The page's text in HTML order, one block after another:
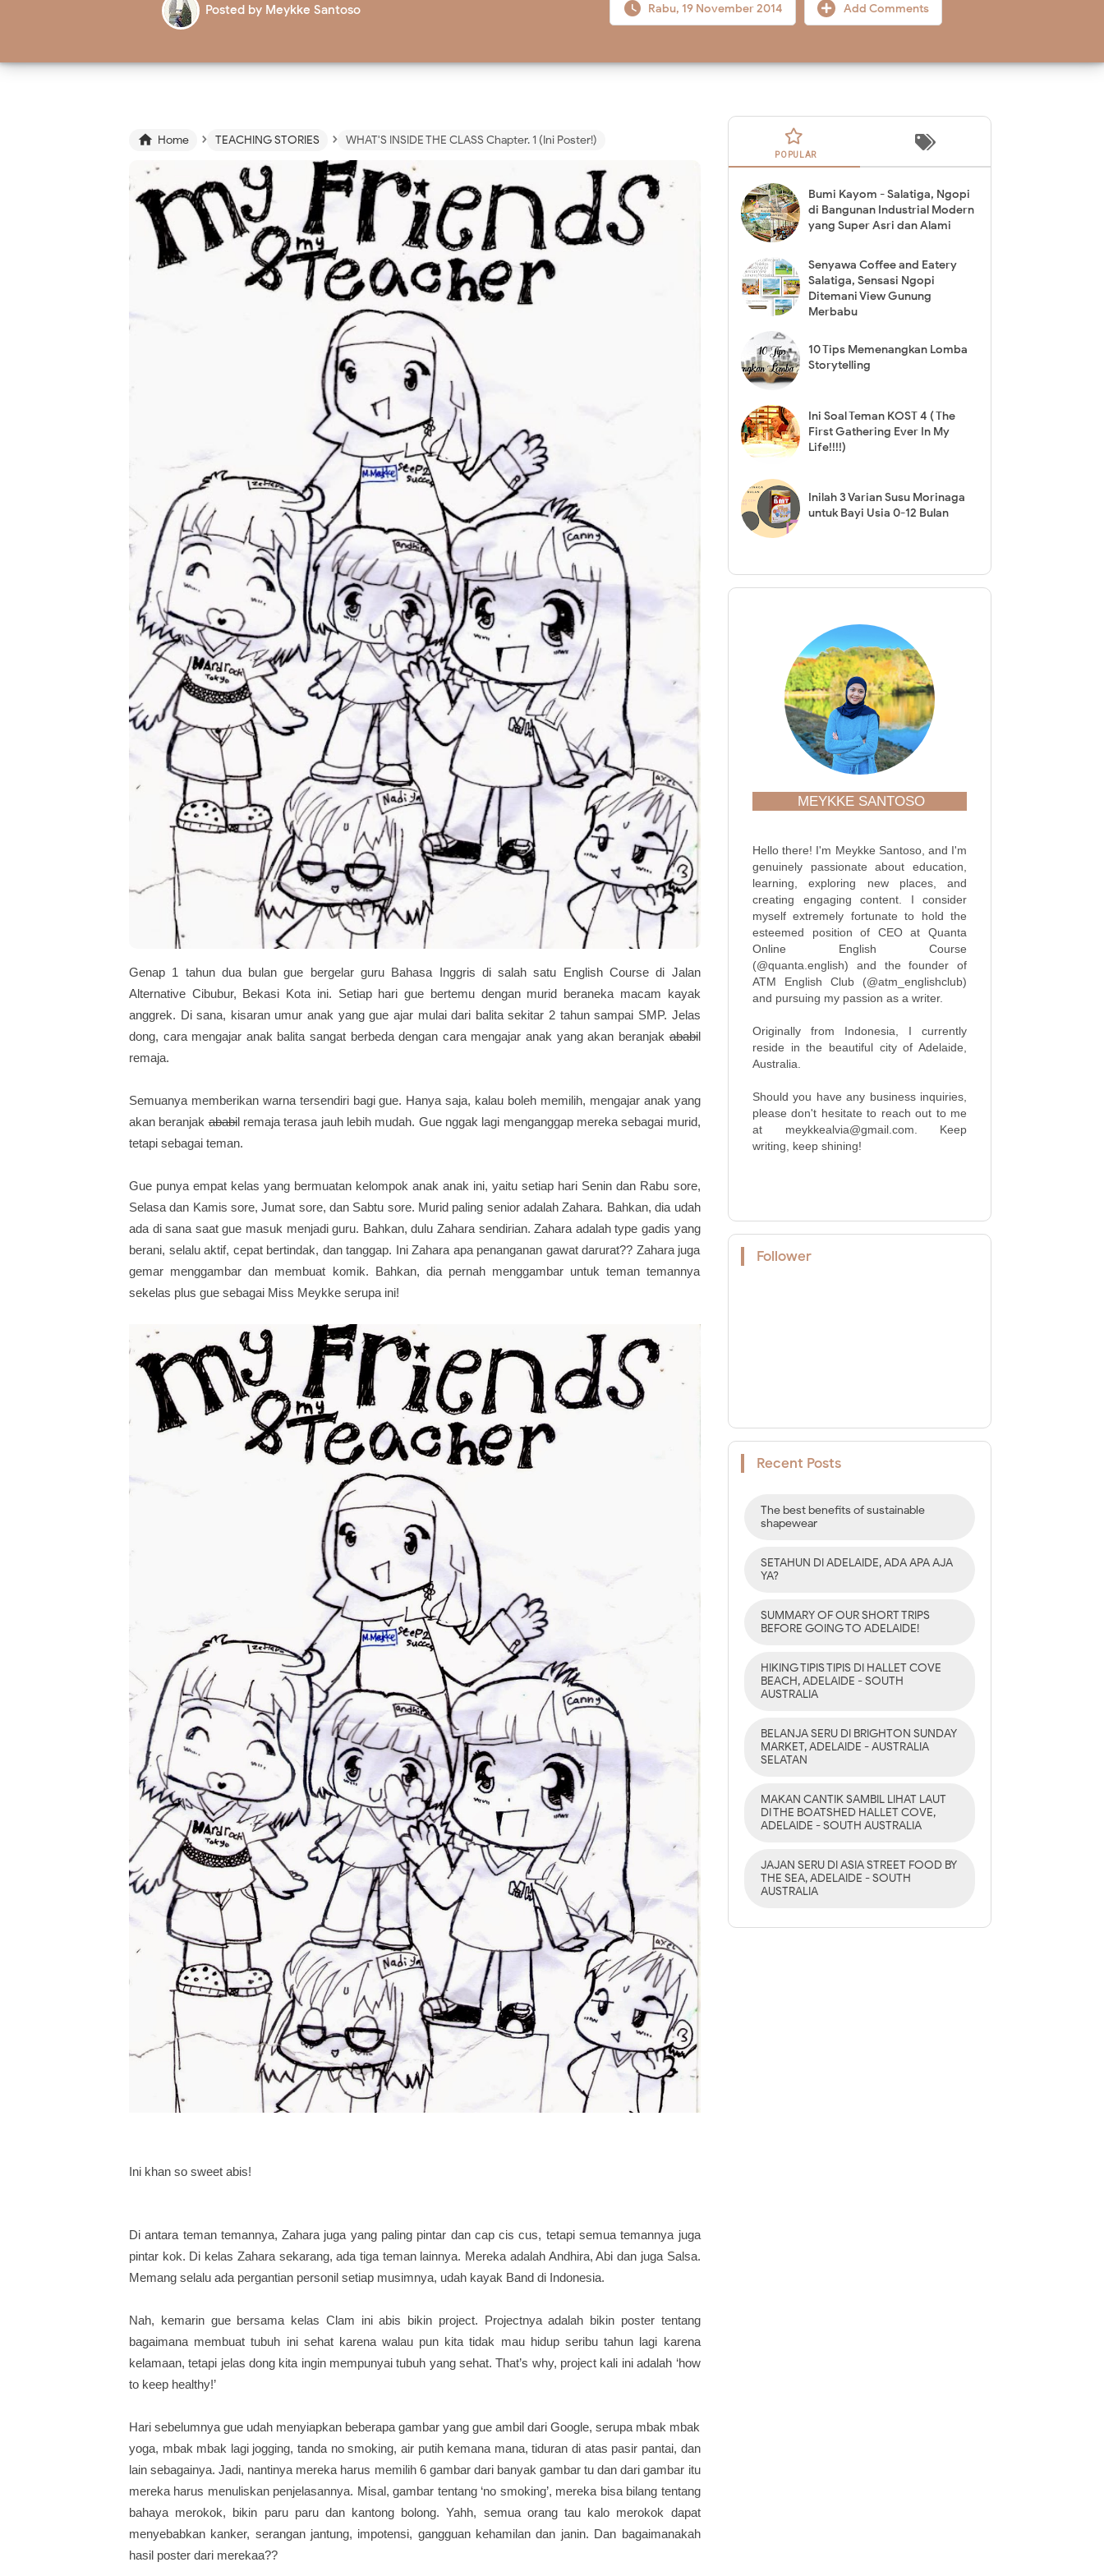
Posted by Meykke Santoso Add Comments
 Rabu, 19 November 2014
 Home › TEACHING STORIES › WHAT'S INSIDE THE CLASS Chapter. 1 (Ini Poster!)
Genap 1 tahun dua bulan gue bergelar guru Bahasa Inggris di salah satu English Course di Jalan
Alternative Cibubur, Bekasi Kota ini. Setiap hari gue bertemu dengan murid beraneka macam kayak
anggrek. Di sana, kisaran umur anak yang gue ajar mulai dari balita sekitar 2 tahun sampai SMP. Jelas
dong, cara mengajar anak balita sangat berbeda dengan cara mengajar anak yang akan beranjakababil
remaja.
Semuanya memberikan warna tersendiri bagi gue. Hanya saja, kalau boleh memilih, mengajar anak yang
akan beranjakababil remaja terasa jauh lebih mudah. Gue nggak lagi menganggap mereka sebagai murid,
tetapi sebagai teman.
Gue punya empat kelas yang bermuatan kelompok anak anak ini, yaitu setiap hari Senin dan Rabu sore,
Selasa dan Kamis sore, Jumat sore, dan Sabtu sore. Murid paling senior adalah Zahara. Bahkan, dia udah
ada di sana saat gue masuk menjadi guru. Bahkan, dulu Zahara sendirian. Zahara adalah type gadis yang
berani, selalu aktif, cepat bertindak, dan tanggap. Ini Zahara apa penanganan gawat darurat?? Zahara juga
gemar menggambar dan membuat komik. Bahkan, dia pernah menggambar untuk teman temannya
sekelas plus gue sebagai Miss Meykke serupa ini!
Ini khan so sweet abis!
Di antara teman temannya, Zahara juga yang paling pintar dan cap cis cus, tetapi semua temannya juga
pintar kok. Di kelas Zahara sekarang, ada tiga teman lainnya. Mereka adalah Andhira, Abi dan juga Salsa.
Memang selalu ada pergantian personil setiap musimnya, udah kayak Band di Indonesia.
Nah, kemarin gue bersama kelas Clam ini abis bikin project. Projectnya adalah bikin poster tentang
bagaimana membuat tubuh ini sehat karena walau pun kita tidak mau hidup seribu tahun lagi karena
kelamaan, tetapi jelas dong kita ingin mempunyai tubuh yang sehat. That’s why, project kali ini adalah ‘how
to keep healthy!’
Hari sebelumnya gue udah menyiapkan beberapa gambar yang gue ambil dari Google, serupa mbak mbak
yoga, mbak mbak lagi jogging, tanda no smoking, air putih kemana mana, tiduran di atas pasir pantai, dan
lain sebagainya. Jadi, nantinya mereka harus memilih 6 gambar dari banyak gambar tu dan dari gambar itu
mereka harus menuliskan penjelasannya. Misal, gambar tentang ‘no smoking’, mereka bisa bilang tentang
bahaya merokok, bikin paru paru dan kantong bolong. Yahh, semua orang tau kalo merokok dapat
menyebabkan kanker, serangan jantung, impotensi, gangguan kehamilan dan janin. Dan bagaimanakah
hasil poster dari merekaa??
POPULAR
Bumi Kayom - Salatiga, Ngopi
di Bangunan Industrial Modern
yang Super Asri dan Alami
Senyawa Coffee and Eatery
Salatiga, Sensasi Ngopi
Ditemani View Gunung
Merbabu
10 Tips Memenangkan Lomba
Storytelling
Ini Soal Teman KOST 4 ( The
First Gathering Ever In My
Life!!!!)
Inilah 3 Varian Susu Morinaga
untuk Bayi Usia 0-12 Bulan
MEYKKE SANTOSO
Hello there! I'm Meykke Santoso, and I'm
genuinely passionate about education,
learning, exploring new places, and
creating engaging content. I consider
myself extremely fortunate to hold the
esteemed position of CEO at Quanta
Online English Course
(@quanta.english) and the founder of
ATM English Club (@atm_englishclub)
and pursuing my passion as a writer.
Originally from Indonesia, I currently
reside in the beautiful city of Adelaide,
Australia.
Should you have any business inquiries,
please don't hesitate to reach out to me
at meykkealvia@gmail.com. Keep
writing, keep shining!
Follower
Recent Posts
The best benefits of sustainable
shapewear
SETAHUN DI ADELAIDE, ADA APA AJA
YA?
SUMMARY OF OUR SHORT TRIPS
BEFORE GOING TO ADELAIDE!
HIKING TIPIS TIPIS DI HALLET COVE
BEACH, ADELAIDE - SOUTH
AUSTRALIA
BELANJA SERU DI BRIGHTON SUNDAY
MARKET, ADELAIDE - AUSTRALIA
SELATAN
MAKAN CANTIK SAMBIL LIHAT LAUT
DI THE BOATSHED HALLET COVE,
ADELAIDE - SOUTH AUSTRALIA
JAJAN SERU DI ASIA STREET FOOD BY
THE SEA, ADELAIDE - SOUTH
AUSTRALIA